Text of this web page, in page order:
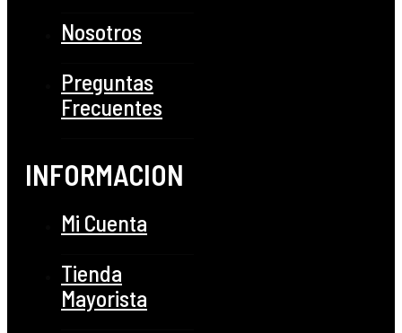
Nosotros
Preguntas
Frecuentes
INFORMACION
Mi Cuenta
Tienda
Mayorista